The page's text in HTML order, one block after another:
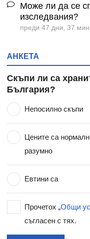
Може ли да се
изследвания?
преди 47 дни, 37 мин.
АНКЕТА
Скъпи ли са
България?
Непосилно скъпи
Цените са
разумно
Евтини са
Прочетох „Общи
съгласен с тях.